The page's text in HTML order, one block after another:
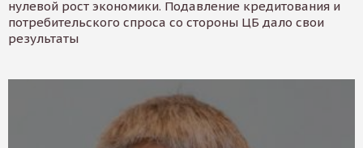
нулевой рост экономики. Подавление кредитования и
потребительского спроса со стороны ЦБ дало свои
результаты